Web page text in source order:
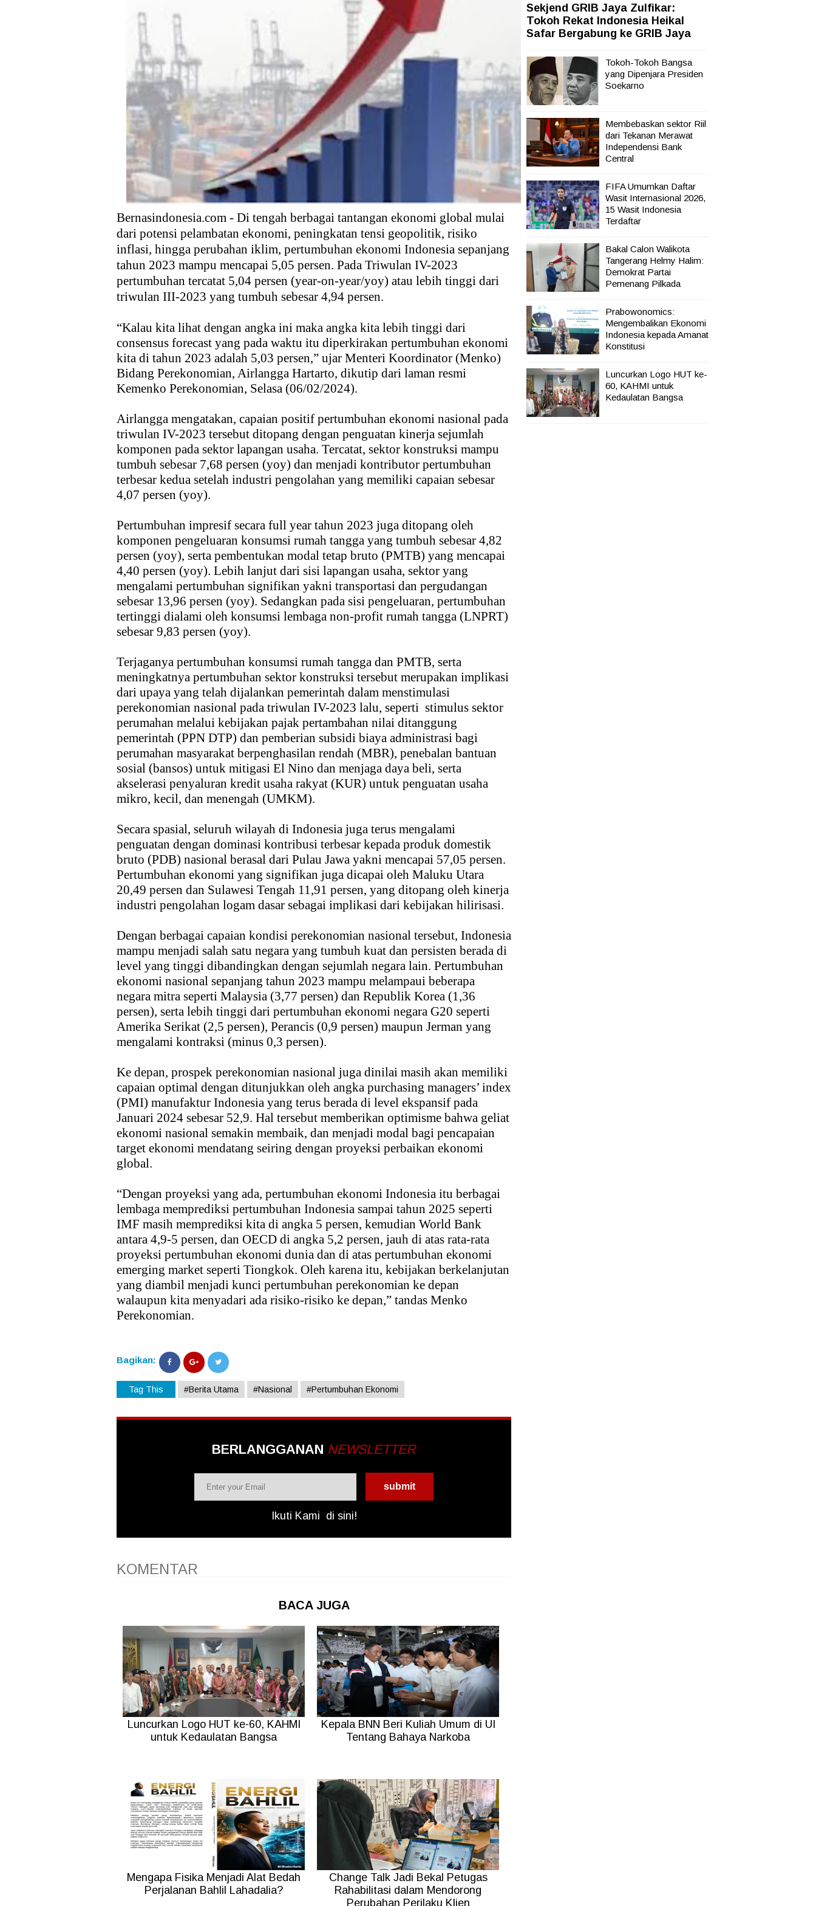
Anggota DPR Dorong Pemerintah Siasati Pelemahan Rupiah dengan Memperkuat Pariwisata,
Ekspor, dan Hilirisasi
Kebijakan Strategis Pemerintah Topang Kenaikan PMI Manufaktur Nasional
Distribusi Buku Harus Dibarengi dengan Gerakan Penguatan Literasi
Waketum MUI Dukung Perampasan Aset Koruptor
Membebaskan sektor Riil dari Tekanan Merawat Independensi Bank Central
Media Guangzhou Hadapi Generasi Digital
Bernasindonesia.com - Di tengah berbagai tantangan ekonomi global mulai
dari potensi pelambatan ekonomi, peningkatan tensi geopolitik, risiko
inflasi, hingga perubahan iklim, pertumbuhan ekonomi Indonesia sepanjang
tahun 2023 mampu mencapai 5,05 persen. Pada Triwulan IV-2023
pertumbuhan tercatat 5,04 persen (year-on-year/yoy) atau lebih tinggi dari
triwulan III-2023 yang tumbuh sebesar 4,94 persen.
“Kalau kita lihat dengan angka ini maka angka kita lebih tinggi dari
consensus forecast yang pada waktu itu diperkirakan pertumbuhan ekonomi
kita di tahun 2023 adalah 5,03 persen,” ujar Menteri Koordinator (Menko)
Bidang Perekonomian, Airlangga Hartarto, dikutip dari laman resmi
Kemenko Perekonomian, Selasa (06/02/2024).
Airlangga mengatakan, capaian positif pertumbuhan ekonomi nasional pada
triwulan IV-2023 tersebut ditopang dengan penguatan kinerja sejumlah
komponen pada sektor lapangan usaha. Tercatat, sektor konstruksi mampu
tumbuh sebesar 7,68 persen (yoy) dan menjadi kontributor pertumbuhan
terbesar kedua setelah industri pengolahan yang memiliki capaian sebesar
4,07 persen (yoy).
Pertumbuhan impresif secara full year tahun 2023 juga ditopang oleh
komponen pengeluaran konsumsi rumah tangga yang tumbuh sebesar 4,82
persen (yoy), serta pembentukan modal tetap bruto (PMTB) yang mencapai
4,40 persen (yoy). Lebih lanjut dari sisi lapangan usaha, sektor yang
mengalami pertumbuhan signifikan yakni transportasi dan pergudangan
sebesar 13,96 persen (yoy). Sedangkan pada sisi pengeluaran, pertumbuhan
tertinggi dialami oleh konsumsi lembaga non-profit rumah tangga (LNPRT)
sebesar 9,83 persen (yoy).
Terjaganya pertumbuhan konsumsi rumah tangga dan PMTB, serta
meningkatnya pertumbuhan sektor konstruksi tersebut merupakan implikasi
dari upaya yang telah dijalankan pemerintah dalam menstimulasi
perekonomian nasional pada triwulan IV-2023 lalu, seperti stimulus sektor
perumahan melalui kebijakan pajak pertambahan nilai ditanggung
pemerintah (PPN DTP) dan pemberian subsidi biaya administrasi bagi
perumahan masyarakat berpenghasilan rendah (MBR), penebalan bantuan
sosial (bansos) untuk mitigasi El Nino dan menjaga daya beli, serta
akselerasi penyaluran kredit usaha rakyat (KUR) untuk penguatan usaha
mikro, kecil, dan menengah (UMKM).
Secara spasial, seluruh wilayah di Indonesia juga terus mengalami
penguatan dengan dominasi kontribusi terbesar kepada produk domestik
bruto (PDB) nasional berasal dari Pulau Jawa yakni mencapai 57,05 persen.
Pertumbuhan ekonomi yang signifikan juga dicapai oleh Maluku Utara
20,49 persen dan Sulawesi Tengah 11,91 persen, yang ditopang oleh kinerja
industri pengolahan logam dasar sebagai implikasi dari kebijakan hilirisasi.
Dengan berbagai capaian kondisi perekonomian nasional tersebut, Indonesia
mampu menjadi salah satu negara yang tumbuh kuat dan persisten berada di
level yang tinggi dibandingkan dengan sejumlah negara lain. Pertumbuhan
ekonomi nasional sepanjang tahun 2023 mampu melampaui beberapa
negara mitra seperti Malaysia (3,77 persen) dan Republik Korea (1,36
persen), serta lebih tinggi dari pertumbuhan ekonomi negara G20 seperti
Amerika Serikat (2,5 persen), Perancis (0,9 persen) maupun Jerman yang
mengalami kontraksi (minus 0,3 persen).
Ke depan, prospek perekonomian nasional juga dinilai masih akan memiliki
capaian optimal dengan ditunjukkan oleh angka purchasing managers’ index
(PMI) manufaktur Indonesia yang terus berada di level ekspansif pada
Januari 2024 sebesar 52,9. Hal tersebut memberikan optimisme bahwa geliat
ekonomi nasional semakin membaik, dan menjadi modal bagi pencapaian
target ekonomi mendatang seiring dengan proyeksi perbaikan ekonomi
global.
“Dengan proyeksi yang ada, pertumbuhan ekonomi Indonesia itu berbagai
lembaga memprediksi pertumbuhan Indonesia sampai tahun 2025 seperti
IMF masih memprediksi kita di angka 5 persen, kemudian World Bank
antara 4,9-5 persen, dan OECD di angka 5,2 persen, jauh di atas rata-rata
proyeksi pertumbuhan ekonomi dunia dan di atas pertumbuhan ekonomi
emerging market seperti Tiongkok. Oleh karena itu, kebijakan berkelanjutan
yang diambil menjadi kunci pertumbuhan perekonomian ke depan
walaupun kita menyadari ada risiko-risiko ke depan,” tandas Menko
Perekonomian.
Bagikan:
Tag This #Berita Utama #Nasional #Pertumbuhan Ekonomi
BERLANGGANAN NEWSLETTER
Ikuti Kami di sini!
KOMENTAR
BACA JUGA
Luncurkan Logo HUT ke-60, KAHMI
untuk Kedaulatan Bangsa
Kepala BNN Beri Kuliah Umum di UI
Tentang Bahaya Narkoba
Mengapa Fisika Menjadi Alat Bedah
Perjalanan Bahlil Lahadalia?
Change Talk Jadi Bekal Petugas
Rahabilitasi dalam Mendorong
Perubahan Perilaku Klien
Sekjend GRIB Jaya Zulfikar:
Tokoh Rekat Indonesia Heikal
Safar Bergabung ke GRIB Jaya
Tokoh-Tokoh Bangsa
yang Dipenjara Presiden
Soekarno
Membebaskan sektor Riil
dari Tekanan Merawat
Independensi Bank
Central
FIFA Umumkan Daftar
Wasit Internasional 2026,
15 Wasit Indonesia
Terdaftar
Bakal Calon Walikota
Tangerang Helmy Halim:
Demokrat Partai
Pemenang Pilkada
Prabowonomics:
Mengembalikan Ekonomi
Indonesia kepada Amanat
Konstitusi
Luncurkan Logo HUT ke-
60, KAHMI untuk
Kedaulatan Bangsa